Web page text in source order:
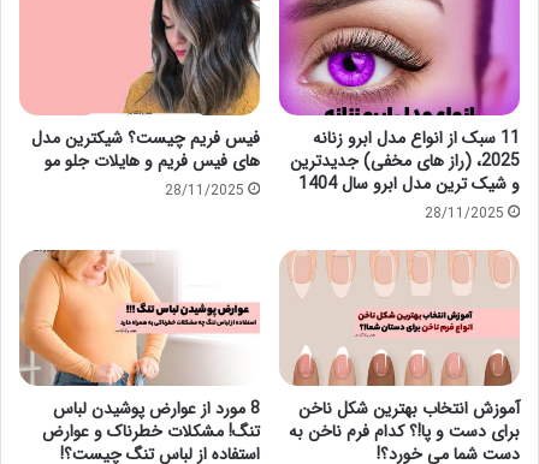
11 سبک از انواع مدل ابرو زنانه
2025، (راز های مخفی) جدیدترین
و شیک ترین مدل ابرو سال 1404
28/11/2025
فیس فریم چیست؟ شیکترین مدل
های فیس فریم و هایلات جلو مو
28/11/2025
آموزش انتخاب بهترین شکل ناخن
برای دست و پا!؟ کدام فرم ناخن به
دست شما می خورد؟!
8 مورد از عوارض پوشیدن لباس
تنگ! مشکلات خطرناک و عوارض
استفاده از لباس تنگ چیست؟!